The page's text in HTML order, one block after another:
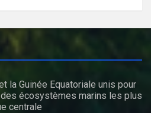
la Guinée Equatoriale unis pour
des écosystèmes marins les plus
centrale